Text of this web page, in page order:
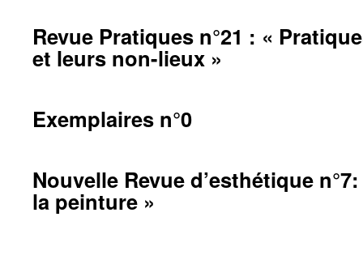
Revue Pratiques n°21 : «
et leurs non-lieux »
Exemplaires n°0
Nouvelle Revue d’esthétique
la peinture »